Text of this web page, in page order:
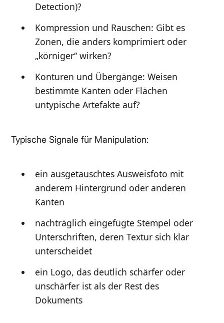
Detection)?
Kompression und Rauschen: Gibt es
Zonen, die anders komprimiert oder
„körniger“ wirken?
Konturen und Übergänge: Weisen
bestimmte Kanten oder Flächen
untypische Artefakte auf?
Typische Signale für Manipulation:
ein ausgetauschtes Ausweisfoto mit
anderem Hintergrund oder anderen
Kanten
nachträglich eingefügte Stempel oder
Unterschriften, deren Textur sich klar
unterscheidet
ein Logo, das deutlich schärfer oder
unschärfer ist als der Rest des
Dokuments